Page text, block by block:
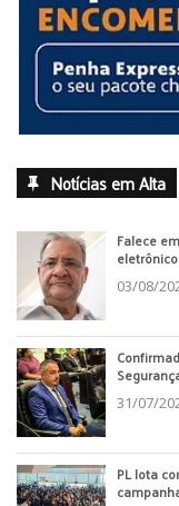
Notícias em Alta
Falece
03/08/
31/07/
PL lota